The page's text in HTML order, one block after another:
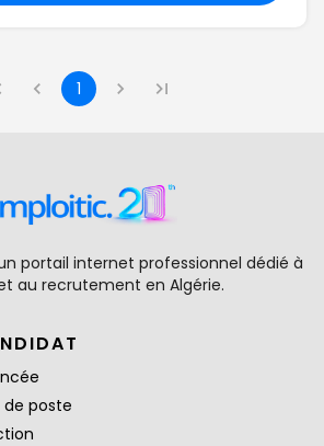
1
portail internet professionnel dédié à
au recrutement en Algérie.
de poste